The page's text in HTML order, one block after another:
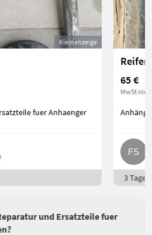
Kleinanzeige
fuer Anhaenger
Reifen
65 €
MwSt
3 Tage
und Ersatzteile fuer